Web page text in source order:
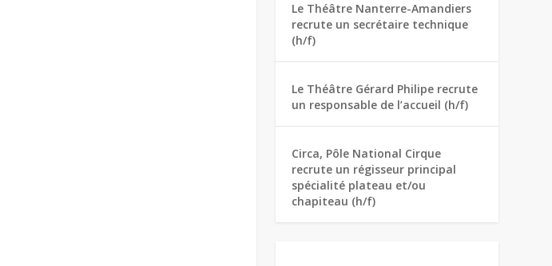
Le Théâtre Nanterre-Amandiers
recrute un secrétaire technique
(h/f)
Le Théâtre Gérard Philipe recrute
un responsable de l’accueil (h/f)
Circa, Pôle National Cirque
recrute un régisseur principal
spécialité plateau et/ou
chapiteau (h/f)